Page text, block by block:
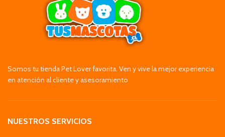
Somos tu tienda Pet Lover favorita. Ven y vive la mejor experiencia
en atención al cliente y asesoramiento
NUESTROS SERVICIOS